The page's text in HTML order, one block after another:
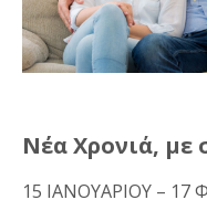
Νέα Χρονιά, με
15 ΙΑΝΟΥΑΡΙΟΥ – 17